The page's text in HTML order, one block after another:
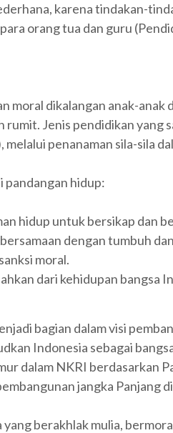
karena tindakan-
orang tua dan guru
moral dikalangan anak-
Jenis pendidikan
penanaman sila-sila
pandangan hidup:
hidup untuk bersikap dan
dengan tumbuh
moral.
dari kehidupan bangsa
bagian dalam visi
Indonesia sebagai
dalam NKRI berdasarkan
jangka Panjang
berakhlak mulia,